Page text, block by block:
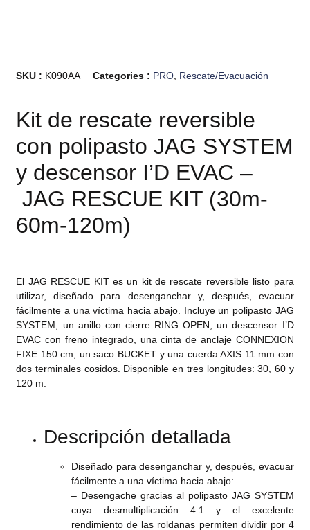
SKU : K090AA Categories : PRO Rescate/Evacuación
Kit de rescate reversible
con polipasto JAG SYSTEM
y descensor I’D EVAC –
JAG RESCUE KIT (30m-
60m-120m)
El JAG RESCUE KIT es un kit de rescate reversible listo para
utilizar, diseñado para desenganchar y, después, evacuar
fácilmente a una víctima hacia abajo. Incluye un polipasto JAG
SYSTEM, un anillo con cierre RING OPEN, un descensor I’D
EVAC con freno integrado, una cinta de anclaje CONNEXION
FIXE 150 cm, un saco BUCKET y una cuerda AXIS 11 mm con
dos terminales cosidos. Disponible en tres longitudes: 30, 60 y
120 m.
Descripción detallada
Diseñado para desenganchar y, después, evacuar
fácilmente a una víctima hacia abajo:
– Desengache gracias al polipasto JAG SYSTEM
cuya desmultiplicación 4:1 y el excelente
rendimiento de las roldanas permiten dividir por 4